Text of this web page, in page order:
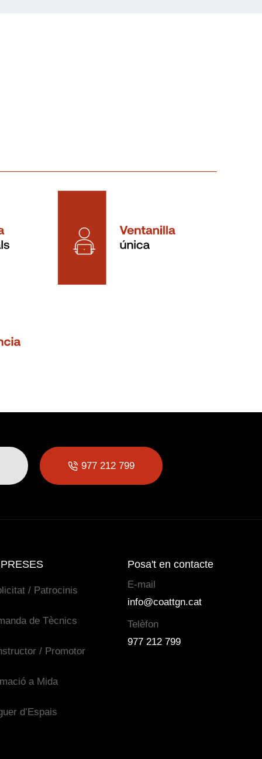
977 212 799
/ Patrocinis
de Tècnics
/ Promotor
a Mida
d’Espais
Posa't en contacte
E-mail
info@coattgn.cat
Telèfon
977 212 799